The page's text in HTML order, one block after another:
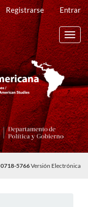
Registrarse Entrar
0718-5766Versión Electrónica